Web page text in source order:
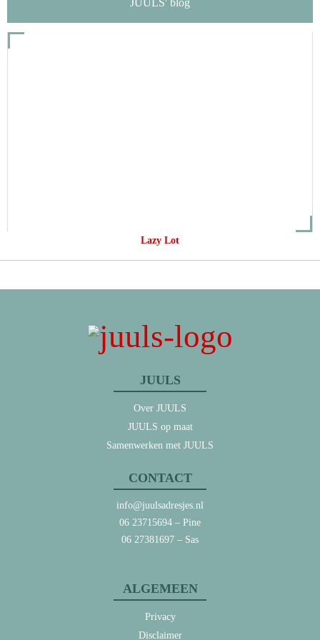
JUULS' blog
Lazy Lot
JUULS
Over JUULS
JUULS op maat
Samenwerken met JUULS
CONTACT
info@juulsadresjes.nl
06 23715694 – Pine
06 27381697 – Sas
ALGEMEEN
Privacy
Disclaimer